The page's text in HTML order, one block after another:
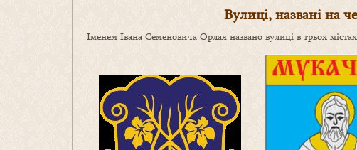
Вулиці, названі на
Іменем Івана Семеновича Орлая названо вулиці в трьох